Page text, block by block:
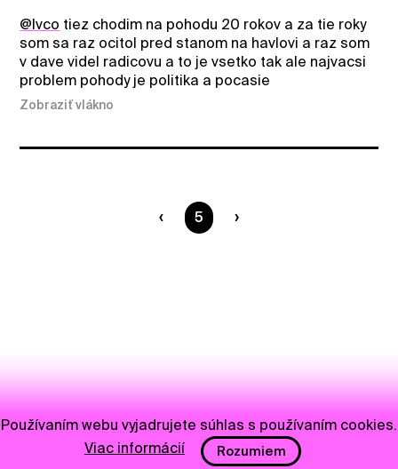
@Ivco tiez chodim na pohodu 20 rokov a za tie roky
som sa raz ocitol pred stanom na havlovi a raz som
v dave videl radicovu a to je vsetko tak ale najvacsi
problem pohody je politika a pocasie
Zobraziť vlákno
Ste na strane
5
Používaním webu vyjadrujete súhlas s používaním cookies.
Viac informácií
Rozumiem